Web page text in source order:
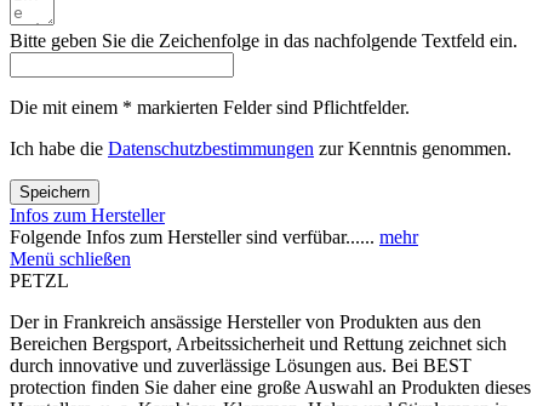
Bitte geben Sie die Zeichenfolge in das nachfolgende Textfeld ein.
Die mit einem * markierten Felder sind Pflichtfelder.
Ich habe die Datenschutzbestimmungen zur Kenntnis genommen.
Speichern
Infos zum Hersteller
Folgende Infos zum Hersteller sind verfübar...... mehr
Menü schließen
PETZL
Der in Frankreich ansässige Hersteller von Produkten aus den
Bereichen Bergsport, Arbeitssicherheit und Rettung zeichnet sich
durch innovative und zuverlässige Lösungen aus. Bei BEST
protection finden Sie daher eine große Auswahl an Produkten dieses